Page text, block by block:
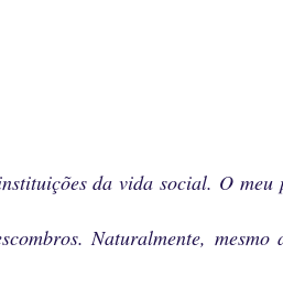
da vida social. O
Naturalmente,